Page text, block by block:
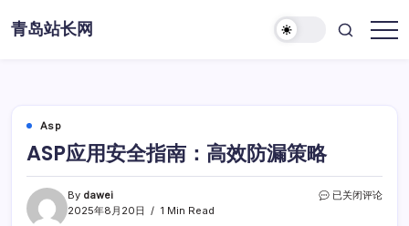
to青岛站长网
Asp
ASP应用安全指南：高效防漏策略
By dawei
2025年8月20日
1 Min Read
ASP
已关闭评论